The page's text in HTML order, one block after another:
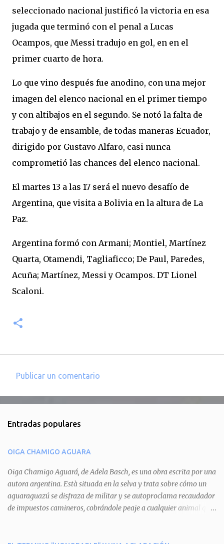
seleccionado nacional justificó la victoria en esa
jugada que terminó con el penal a Lucas
Ocampos, que Messi tradujo en gol, en en el
primer cuarto de hora.
Lo que vino después fue anodino, con una mejor
imagen del elenco nacional en el primer tiempo
y con altibajos en el segundo. Se notó la falta de
trabajo y de ensamble, de todas maneras Ecuador,
dirigido por Gustavo Alfaro, casi nunca
comprometió las chances del elenco nacional.
El martes 13 a las 17 será el nuevo desafío de
Argentina, que visita a Bolivia en la altura de La
Paz.
Argentina formó con Armani; Montiel, Martínez
Quarta, Otamendi, Tagliaficco; De Paul, Paredes,
Acuña; Martínez, Messi y Ocampos. DT Lionel
Scaloni.
e
t
a
r
i
o
Publicar un comentario
Entradas populares
OIGA CHAMIGO AGUARA
Oiga Chamigo Aguará, de Adela Basch, es una obra escrita por una
autora argentina. Està situada en la selva y trata sobre cómo un
aguaraguazú se disfraza de militar y se autoproclama recaudador
de impuestos camineros, cobrándole peaje a cualquier animal que